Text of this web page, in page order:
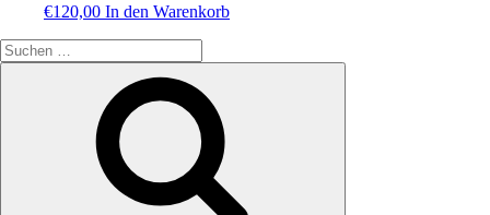
€120,00 In den Warenkorb
Suche
nach: